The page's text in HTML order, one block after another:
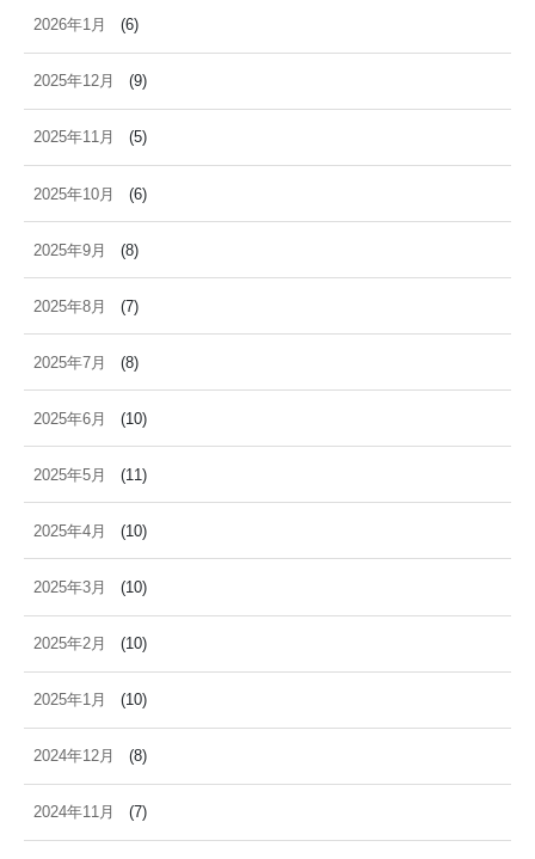
2026年1月 (6)
2025年12月 (9)
2025年11月 (5)
2025年10月 (6)
2025年9月 (8)
2025年8月 (7)
2025年7月 (8)
2025年6月 (10)
2025年5月 (11)
2025年4月 (10)
2025年3月 (10)
2025年2月 (10)
2025年1月 (10)
2024年12月 (8)
2024年11月 (7)